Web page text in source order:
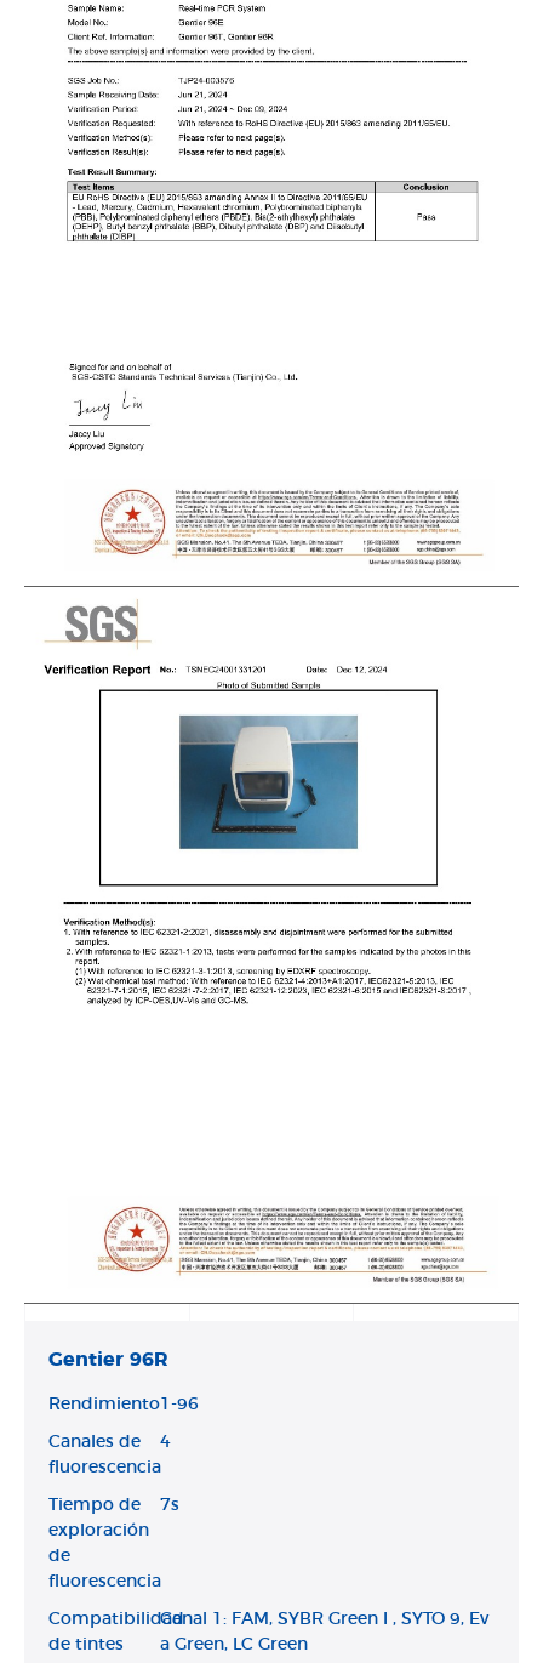
Gentier 96R
Rendimiento 1-96
Canales de
fluorescencia
4
Tiempo de
exploración
de
fluorescencia
7s
Compatibilidad
de tintes
Canal 1: FAM, SYBR Green I , SYTO 9, Ev
a Green, LC Green